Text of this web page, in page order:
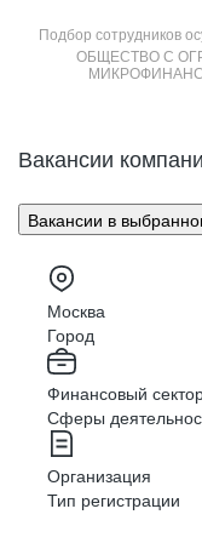
Живая
Компания
Карьерный рост
Компания
Подбор сотрудников
OБЩЕСТВО С
Вакансии
Вакансии в
Москва
Город
Финансовый
Сферы
Организация
Тип регистрации